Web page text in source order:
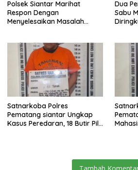
Polsek Siantar Marihat
Respon Dengan
Menyelesaikan Masalah
Dua
Sabu
Satnarkoba Polres
Pematang siantar Ungkap
Kasus Peredaran, 18 Butir Pil